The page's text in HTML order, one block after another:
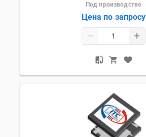
Под производство
Цена по запросу